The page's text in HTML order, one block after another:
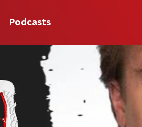
Podcasts